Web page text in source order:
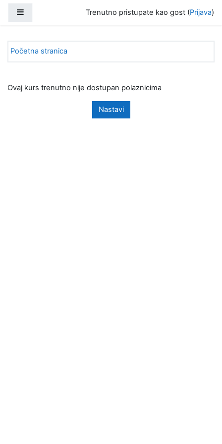
Trenutno pristupate kao gost (Prijava)
Početna stranica
Ovaj kurs trenutno nije dostupan polaznicima
Nastavi